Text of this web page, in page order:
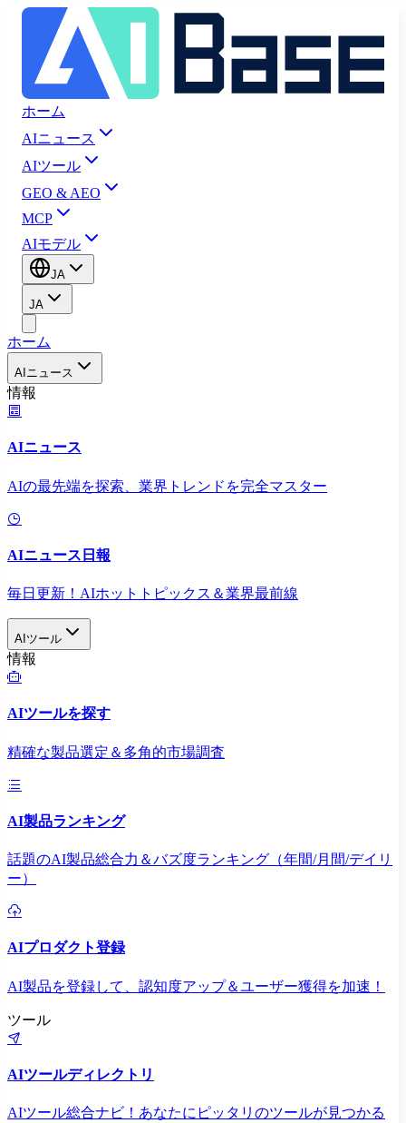
ホーム
AIニュース
AIツール
GEO & AEO
MCP
AIモデル
JA
JA
ホーム
AIニュース
情報
AIニュース
AIの最先端を探索、業界トレンドを完全マスター
AIニュース日報
毎日更新！AIホットトピックス＆業界最前線
AIツール
情報
AIツールを探す
精確な製品選定＆多角的市場調査
AI製品ランキング
話題のAI製品総合力＆バズ度ランキング（年間/月間/デイリ
ー）
AIプロダクト登録
AI製品を登録して、認知度アップ＆ユーザー獲得を加速！
ツール
AIツールディレクトリ
AIツール総合ナビ！あなたにピッタリのツールが見つかる